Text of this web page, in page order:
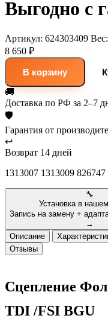
Выгодно с
Артикул: 624303409 Вес:
8 650 ₽
В корзину
🚚
Доставка по РФ за 2–7
🛡
Гарантия от
↩
Возврат 14 дней
1313007 1313009
🔧
Установка в
Запись на замену +
→
Описание
Отзывы
Сцепление
TDI /FSI BGU